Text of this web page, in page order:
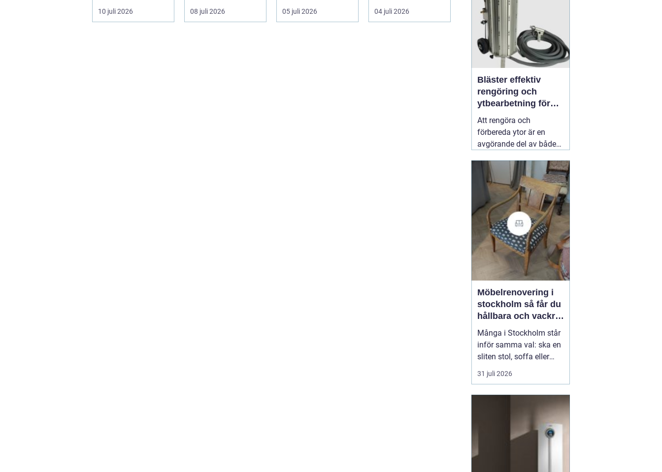
om det handlar om
en ...
10 juli 2026
långsiktig ekonomi i
samma p...
08 juli 2026
f&ari...
05 juli 2026
växter klarar. De ger
sku...
04 juli 2026
Bläster effektiv
rengöring och
ytbearbetning för
proffs och
hantverkare
Att rengöra och
förbereda ytor är en
avgörande del av både
renovering. Färg, rost,
smuts och gamla
beläggningar gör att
material åldras snabbare
och försämrar
slutresultatet vid
målning eller annan
behandling. Här31 juli
Möbelrenovering i
stockholm så får du
hållbara och vackra
möbler
Många i Stockholm står
inför samma val: ska en
sliten stol, soffa eller
fåtölj slängas, säljas
billigt eller renoveras?
möbelrenovering istället
för nyköp. Resultatet blir
ofta både mer personligt,
31 juli 2026